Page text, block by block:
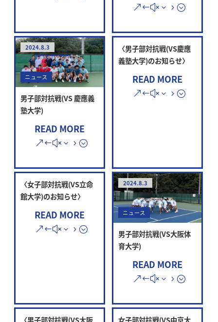
2024.8.3
ニュース
男子部対抗戦(VS 慶應義
塾大学)
READ MORE
〈男子部対抗戦(VS慶應
義塾大学)のお知らせ〉
READ MORE
〈女子部対抗戦(VS立命
館大学)のお知らせ〉
READ MORE
2024.8.3
ニュース
男子部対抗戦(VS大阪体
育大学)
READ MORE
〈男子部対抗戦(VS大阪 女子部対抗戦(VS中京大